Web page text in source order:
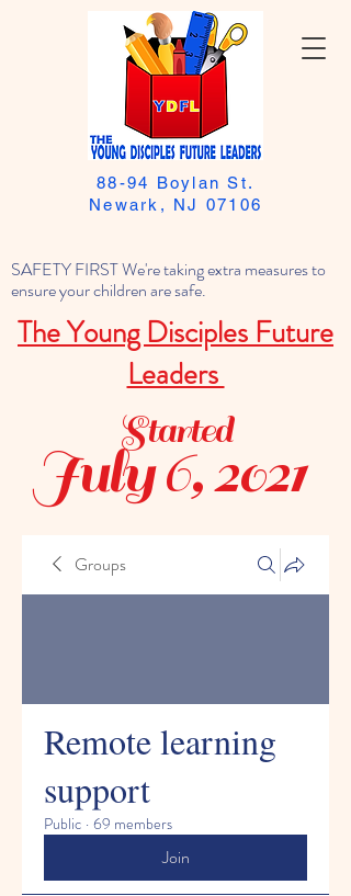
SAFETY FIRST We're taking extra measures to
ensure your children are safe.
The Young Disciples Future
Leaders
88-94 Boylan St.
Newark, NJ 07106
July 6, 2021
Started
Groups
Remote learning
support
Public · 69 members
Join